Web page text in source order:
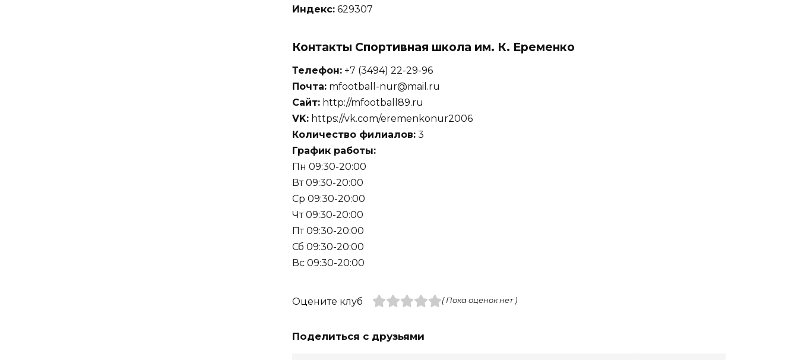
Индекс: 629307
Контакты Спортивная школа им. К. Еременко
Телефон: +7 (3494) 22-29-96
Почта: mfootball-nur@mail.ru
Сайт: http://mfootball89.ru
VK: https://vk.com/eremenkonur2006
Количество филиалов: 3
График работы:
Пн 09:30-20:00
Вт 09:30-20:00
Ср 09:30-20:00
Чт 09:30-20:00
Пт 09:30-20:00
Сб 09:30-20:00
Вс 09:30-20:00
Оцените клуб ( Пока оценок нет )
Поделиться с друзьями